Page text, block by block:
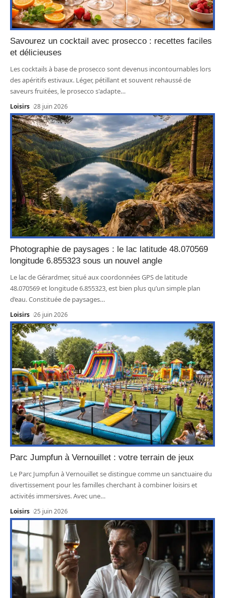
Savourez un cocktail avec prosecco : recettes faciles
et délicieuses
Les cocktails à base de prosecco sont devenus incontournables lors
des apéritifs estivaux. Léger, pétillant et souvent rehaussé de
saveurs fruitées, le prosecco s'adapte…
Loisirs 28 juin 2026
Photographie de paysages : le lac latitude 48.070569
longitude 6.855323 sous un nouvel angle
Le lac de Gérardmer, situé aux coordonnées GPS de latitude
48.070569 et longitude 6.855323, est bien plus qu’un simple plan
d’eau. Constituée de paysages…
Loisirs 26 juin 2026
Parc Jumpfun à Vernouillet : votre terrain de jeux
Le Parc Jumpfun à Vernouillet se distingue comme un sanctuaire du
divertissement pour les familles cherchant à combiner loisirs et
activités immersives. Avec une…
Loisirs 25 juin 2026